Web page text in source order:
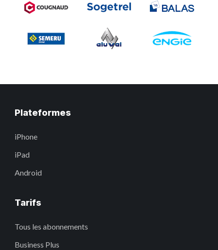
Plateformes
iPhone
iPad
Android
Tarifs
Tous les abonnements
Business Plus